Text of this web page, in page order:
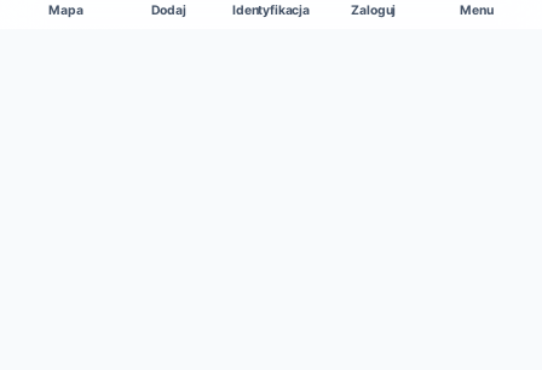
Mapa Dodaj Identyfikacja Zaloguj Menu